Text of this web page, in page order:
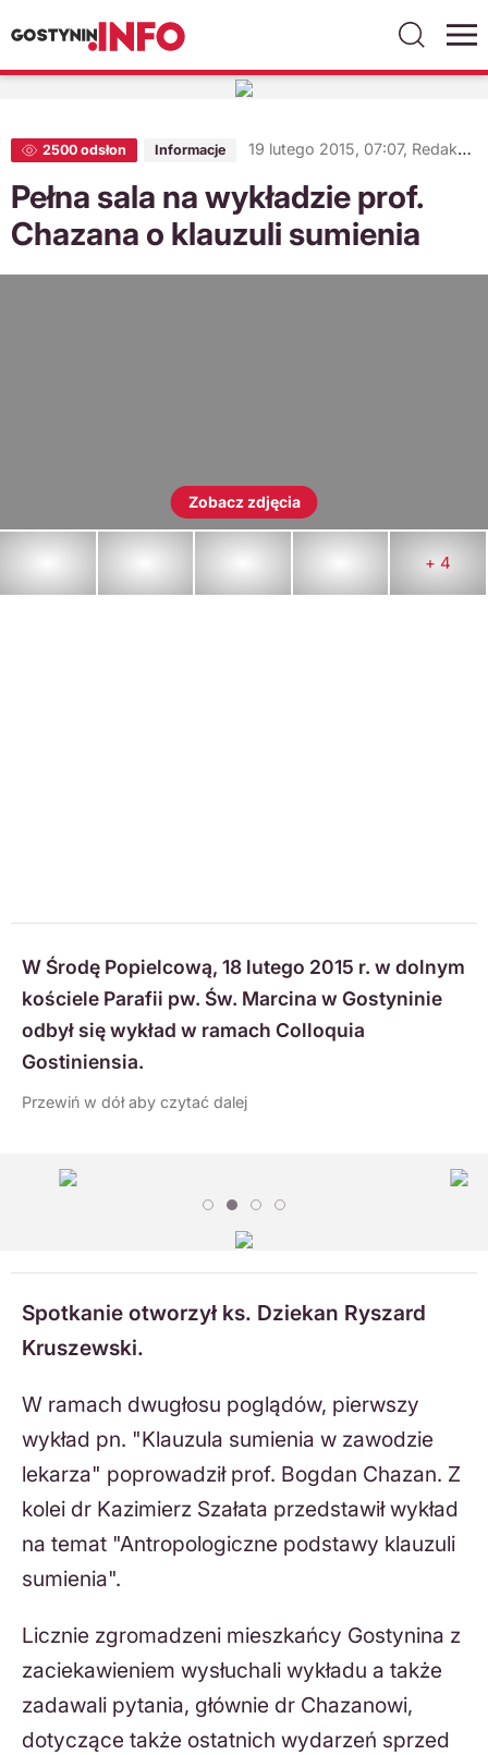
2500 odsłon Informacje 19 lutego 2015, 07:07, Redakcja gostynin.info
Pełna sala na wykładzie prof.
Chazana o klauzuli sumienia
Zobacz zdjęcia
+ 4
W Środę Popielcową, 18 lutego 2015 r. w dolnym
kościele Parafii pw. Św. Marcina w Gostyninie
odbył się wykład w ramach Colloquia
Gostiniensia.
Przewiń w dół aby czytać dalej
Spotkanie otworzył ks. Dziekan Ryszard
Kruszewski.
W ramach dwugłosu poglądów, pierwszy
wykład pn. "Klauzula sumienia w zawodzie
lekarza" poprowadził prof. Bogdan Chazan. Z
kolei dr Kazimierz Szałata przedstawił wykład
na temat "Antropologiczne podstawy klauzuli
sumienia".
Licznie zgromadzeni mieszkańcy Gostynina z
zaciekawieniem wysłuchali wykładu a także
zadawali pytania, głównie dr Chazanowi,
dotyczące także ostatnich wydarzeń sprzed